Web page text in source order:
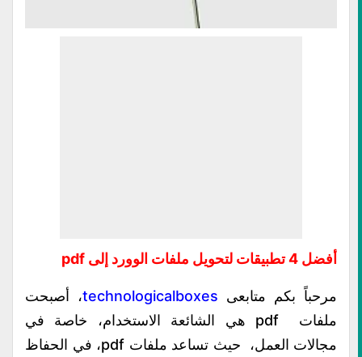
أفضل 4 تطبيقات لتحويل ملفات الوورد إلى pdf
مرحباً بكم متابعى technologicalboxes، أصبحت
ملفات pdf هي الشائعة الاستخدام، خاصة في
مجالات العمل، حيث تساعد ملفات pdf، في الحفاظ